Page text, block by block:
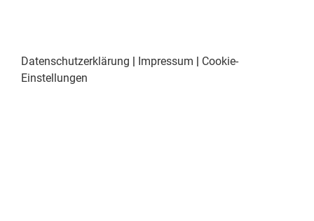
Datenschutzerklärung | Impressum | Cookie-
Einstellungen